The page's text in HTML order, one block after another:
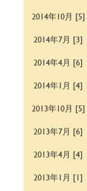
2014年10月 [5]
2014年7月 [3]
2014年4月 [6]
2014年1月 [4]
2013年10月 [5]
2013年7月 [6]
2013年4月 [4]
2013年1月 [1]